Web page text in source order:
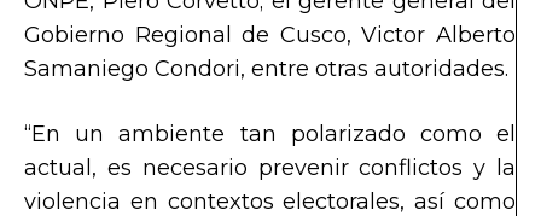
Gobierno Regional de Cusco, Victor Alberto
Samaniego Condori, entre otras autoridades.
“En un ambiente tan polarizado como el
actual, es necesario prevenir conflictos y la
violencia en contextos electorales, así como